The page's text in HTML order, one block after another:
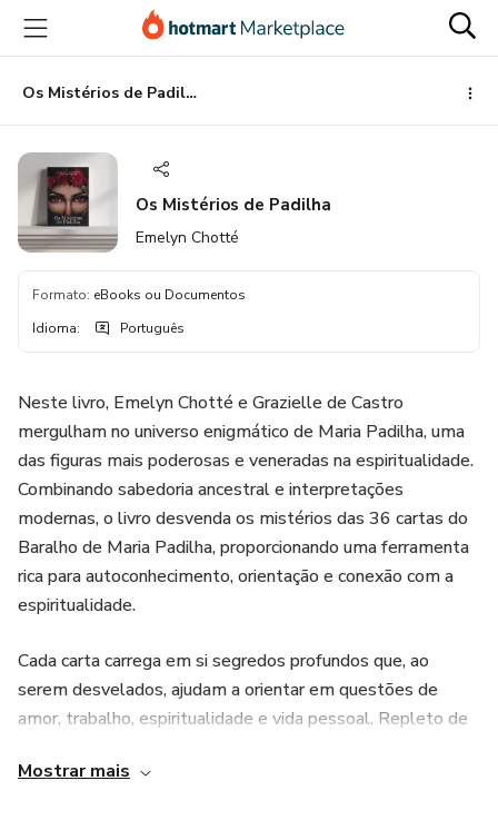
para
conteúdo
principal
para
pagamento
para
rodapé
Os Mistérios de Padilha
Os Mistérios de Padilha
Emelyn Chotté
Formato: eBooks ou Documentos
Idioma: Português
Neste livro, Emelyn Chotté e Grazielle de Castro
mergulham no universo enigmático de Maria Padilha, uma
das figuras mais poderosas e veneradas na espiritualidade.
Combinando sabedoria ancestral e interpretações
modernas, o livro desvenda os mistérios das 36 cartas do
Baralho de Maria Padilha, proporcionando uma ferramenta
rica para autoconhecimento, orientação e conexão com a
espiritualidade.
Cada carta carrega em si segredos profundos que, ao
serem desvelados, ajudam a orientar em questões de
amor, trabalho, espiritualidade e vida pessoal. Repleto de
guia de leitura das cartas, mas uma porta de entrada para
Mostrar mais